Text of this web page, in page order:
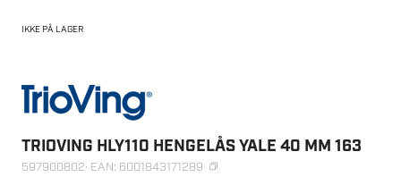
IKKE PÅ LAGER
TRIOVING HLY110 HENGELÅS YALE 40 MM 163
597900802· EAN: 6001843171289